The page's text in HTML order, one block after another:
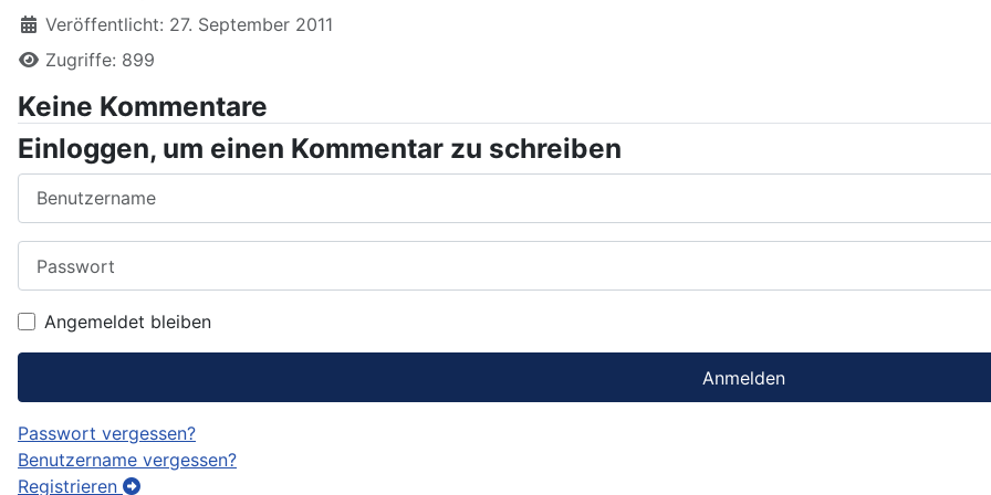
Veröffentlicht: 27. September 2011
Zugriffe: 899
Keine Kommentare
Einloggen, um einen Kommentar zu schreiben
Angemeldet bleiben
Anmelden
Passwort vergessen?
Benutzername vergessen?
Registrieren